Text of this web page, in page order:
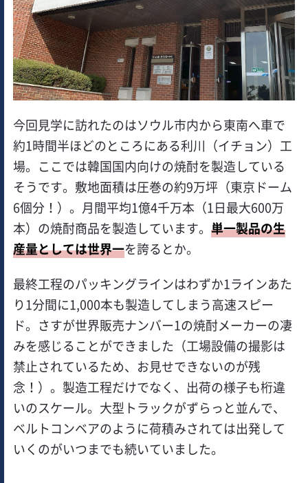
今回見学に訪れたのはソウル市内から東南へ車で
約1時間半ほどのところにある利川（イチョン）工
場。ここでは韓国国内向けの焼酎を製造している
そうです。敷地面積は圧巻の約9万坪（東京ドーム
6個分！）。月間平均1億4千万本（1日最大600万
本）の焼酎商品を製造しています。単一製品の生
産量としては世界一を誇るとか。
最終工程のパッキングラインはわずか1ラインあた
り1分間に1,000本も製造してしまう高速スピー
ド。さすが世界販売ナンバー1の焼酎メーカーの凄
みを感じることができました（工場設備の撮影は
禁止されているため、お見せできないのが残
念！）。製造工程だけでなく、出荷の様子も桁違
いのスケール。大型トラックがずらっと並んで、
ベルトコンベアのように荷積みされては出発して
いくのがいつまでも続いていました。